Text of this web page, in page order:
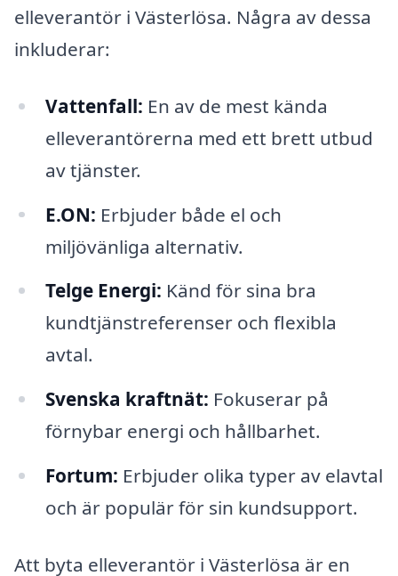
elleverantör i Västerlösa. Några av dessa
inkluderar:
Vattenfall: En av de mest kända
elleverantörerna med ett brett utbud
av tjänster.
E.ON: Erbjuder både el och
miljövänliga alternativ.
Telge Energi: Känd för sina bra
kundtjänstreferenser och flexibla
avtal.
Svenska kraftnät: Fokuserar på
förnybar energi och hållbarhet.
Fortum: Erbjuder olika typer av elavtal
och är populär för sin kundsupport.
Att byta elleverantör i Västerlösa är en